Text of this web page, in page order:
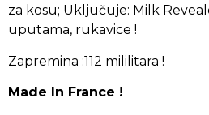
za kosu; Uključuje: Milk
uputama, rukavice !
Zapremina :112 mililitara !
Made In France !